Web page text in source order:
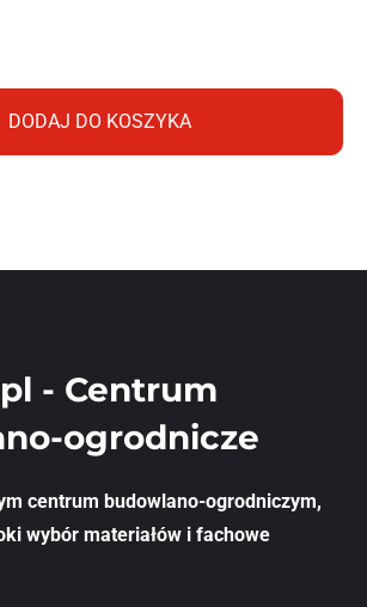
DODAJ DO KOSZYKA
- Centrum
ogrodnicze
centrum budowlano-ogrodniczym,
wybór materiałów i fachowe